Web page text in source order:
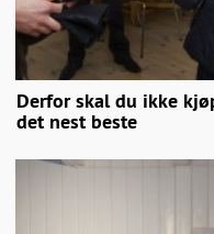
Derfor skal du ikke
det nest beste